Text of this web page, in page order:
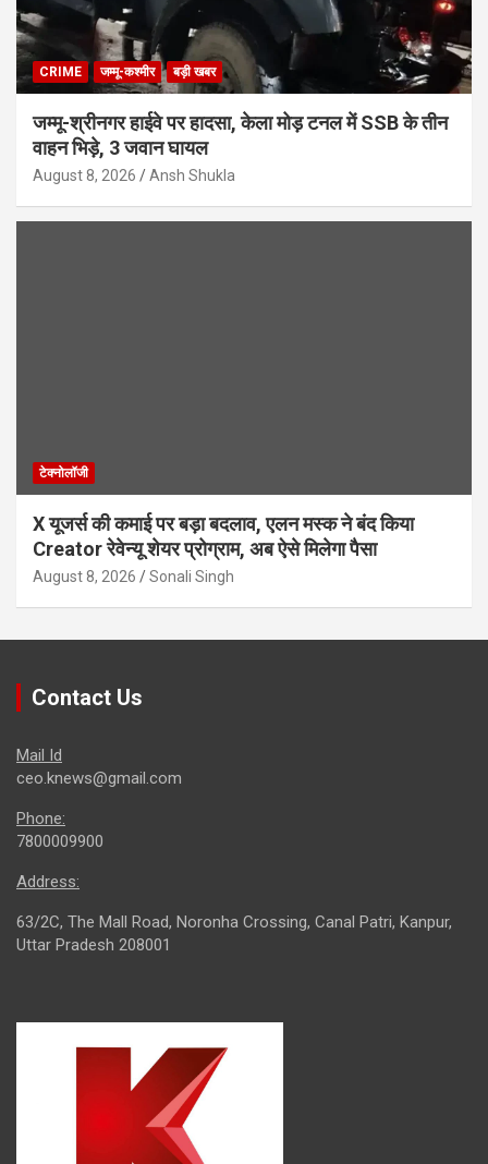
CRIME जम्मू-कश्मीर बड़ी खबर
जम्मू-श्रीनगर हाईवे पर हादसा, केला मोड़ टनल में SSB के तीन
वाहन भिड़े, 3 जवान घायल
August 8, 2026 Ansh Shukla
टेक्नोलॉजी
X यूजर्स की कमाई पर बड़ा बदलाव, एलन मस्क ने बंद किया
Creator रेवेन्यू शेयर प्रोग्राम, अब ऐसे मिलेगा पैसा
August 8, 2026 Sonali Singh
Contact Us
Mail Id
ceo.knews@gmail.com
Phone:
7800009900
Address:
63/2C, The Mall Road, Noronha Crossing, Canal Patri, Kanpur,
Uttar Pradesh 208001